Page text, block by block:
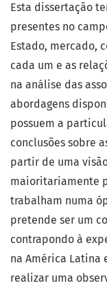
Esta dissertação
presentes no
Estado, mercado,
cada um e as
na análise das
abordagens
possuem a
conclusões sobre
partir de uma
maioritariamente
trabalham numa
pretende ser um
contrapondo à
na América Latina
realizar uma